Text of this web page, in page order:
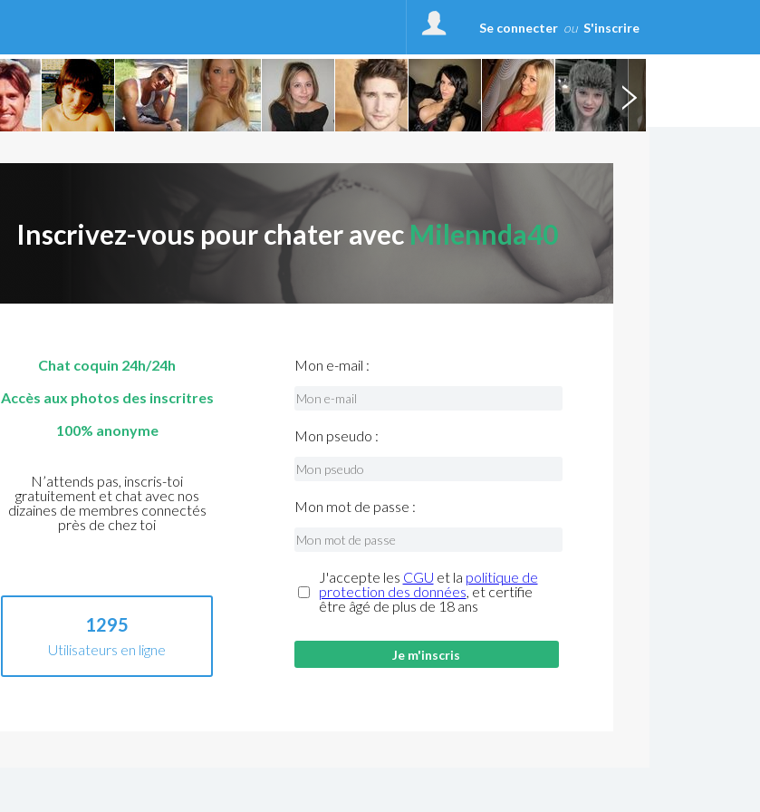
Se connecter ou S'inscrire
Inscrivez-vous pour chater avec Milennda40
Chat coquin 24h/24h
Accès aux photos des inscritres
100% anonyme
N’attends pas, inscris-toi
gratuitement et chat avec nos
dizaines de membres connectés
près de chez toi
1295
Utilisateurs en ligne
Mon e-mail :
Mon pseudo :
Mon mot de passe :
J'accepte les CGU et la politique de
protection des données, et certifie
être âgé de plus de 18 ans